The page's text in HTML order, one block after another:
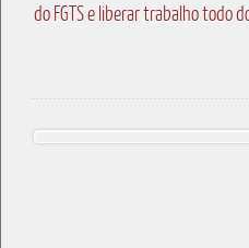
do FGTS e liberar trabalho todo